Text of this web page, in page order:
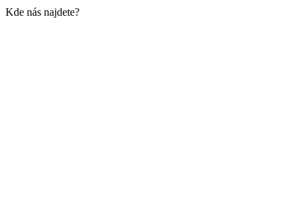
Kde nás najdete?